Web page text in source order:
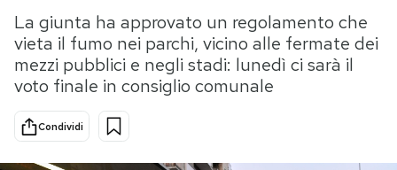
Scienza
Cultura
Economia
Sport
Media
Europa
Altrecose
La giunta ha approvato un regolamento che
vieta il fumo nei parchi, vicino alle fermate dei
mezzi pubblici e negli stadi: lunedì ci sarà il
voto finale in consiglio comunale
Condividi